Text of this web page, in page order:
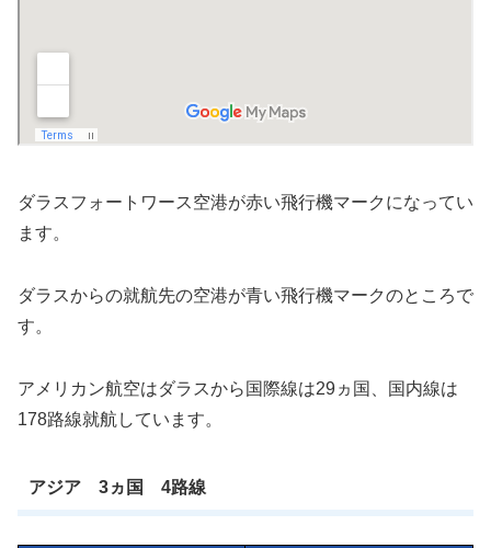
ダラスフォートワース空港が赤い飛行機マークになってい
ます。
ダラスからの就航先の空港が青い飛行機マークのところで
す。
アメリカン航空はダラスから国際線は29ヵ国、国内線は
178路線就航しています。
アジア 3ヵ国 4路線